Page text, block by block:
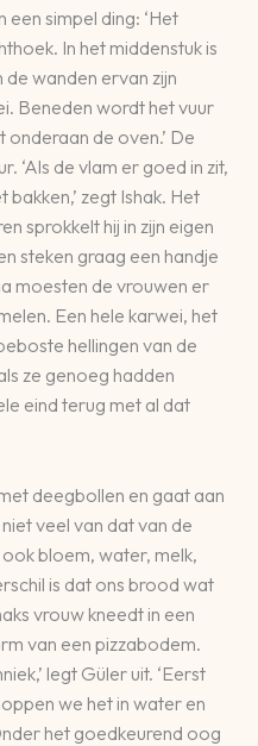
een simpel ding: ‘Het
In het middenstuk is
wanden ervan zijn
Beneden wordt het vuur
de oven.’ De
‘Als de vlam er goed in zit,
zegt Ishak. Het
sprokkelt hij in zijn eigen
steken graag een handje
moesten de vrouwen er
Een hele karwei, het
hellingen van de
ze genoeg hadden
eind terug met al dat
deegbollen en gaat aan
veel van dat van de
bloem, water, melk,
is dat ons brood wat
vrouw kneedt in een
van een pizzabodem.
legt Güler uit. ‘Eerst
we het in water en
het goedkeurend oog